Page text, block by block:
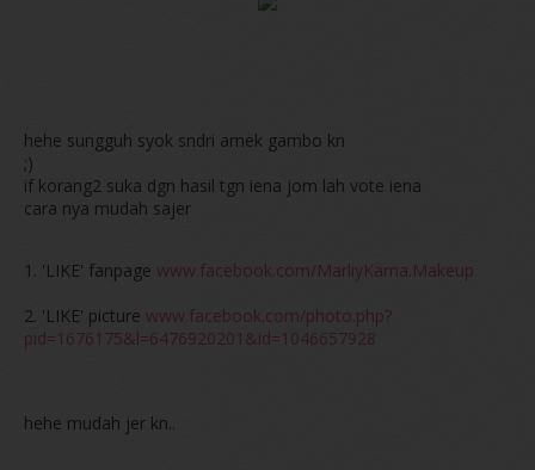
hehe sungguh syok sndri amek gambo kn
;)
if korang2 suka dgn hasil tgn iena jom lah vote iena
cara nya mudah sajer
1. 'LIKE' fanpage www.facebook.com/MarliyKama.Makeup
2. 'LIKE' picture www.facebook.com/photo.php?
pid=1676175&l=6476920201&id=1046657928
hehe mudah jer kn..